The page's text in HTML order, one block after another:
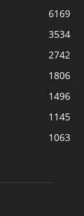
6169
3534
2742
1806
1496
1145
1063